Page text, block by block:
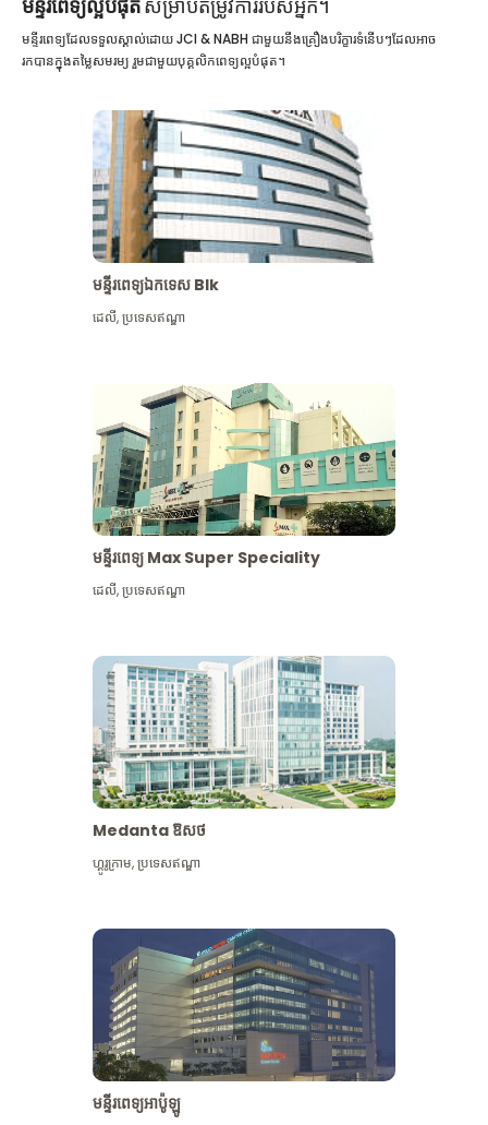
មន្ទីរពេទ្យល្អបំផុតសម្រាប់តម្រូវការរបស់អ្នក។
មន្ទីរពេទ្យដែលទទួលស្គាល់ដោយ JCI & NABH ជាមួយនឹងគ្រឿងបរិក្ខារទំនើបៗដែលអាច
រកបានក្នុងតម្លៃសមរម្យ រួមជាមួយបុគ្គលិកពេទ្យល្អបំផុត។
មន្ទីរពេទ្យឯកទេស Blk
ដេលី,ប្រទេសឥណ្ឌា
មន្ទីរពេទ្យ Max Super Speciality
ដេលី,ប្រទេសឥណ្ឌា
Medanta ឱសថ
ហ្គូរូក្រាម,ប្រទេសឥណ្ឌា
មន្ទីរពេទ្យអាប៉ូឡូ